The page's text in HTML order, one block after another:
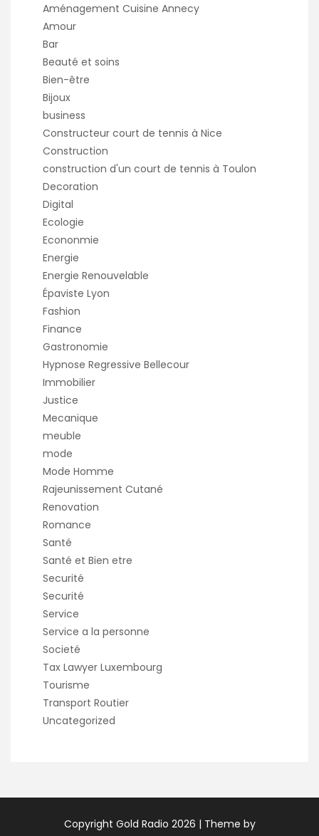
Aménagement Cuisine Annecy
Amour
Bar
Beauté et soins
Bien-être
Bijoux
business
Constructeur court de tennis à Nice
Construction
construction d'un court de tennis à Toulon
Decoration
Digital
Ecologie
Econonmie
Energie
Energie Renouvelable
Épaviste Lyon
Fashion
Finance
Gastronomie
Hypnose Regressive Bellecour
Immobilier
Justice
Mecanique
meuble
mode
Mode Homme
Rajeunissement Cutané
Renovation
Romance
Santé
Santé et Bien etre
Securité
Securité
Service
Service a la personne
Societé
Tax Lawyer Luxembourg
Tourisme
Transport Routier
Uncategorized
Copyright Gold Radio 2026 | Theme by